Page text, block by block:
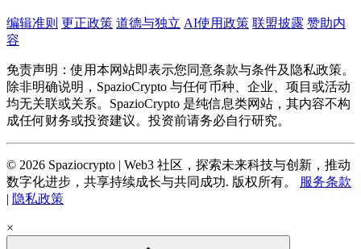
编辑准则 更正政策 道德与独立 AI使用政策 联盟披露 赞助内
容
免责声明：使用本网站即表示您同意条款与条件及隐私政策。
除非明确说明，SpazioCrypto 与任何币种、企业、项目或活动
均无关联或关系。SpazioCrypto 是纯信息类网站，其内容不构
成任何财务或投资建议。投资前请务必自行研究。
© 2026 Spaziocrypto | Web3 社区，探索未来科技与创新，推动
数字化进步，共享持续成长与共同成功. 版权所有。
服务条款
| 隐私政策
×